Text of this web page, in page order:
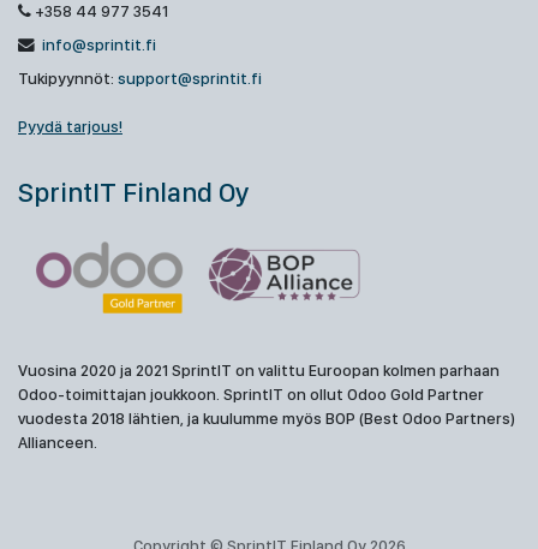
+358 44 977 3541
info@sprintit.fi
Tukipyynnöt: support@sprintit.fi
Pyydä tarjous!
SprintIT Finland Oy
Vuosina 2020 ja 2021 SprintIT on valittu Euroopan kolmen parhaan
Odoo-toimittajan joukkoon. SprintIT on ollut Odoo Gold Partner
vuodesta 2018 lähtien, ja kuulumme myös BOP (Best Odoo Partners)
Allianceen.
Copyright © SprintIT Finland Oy 2026